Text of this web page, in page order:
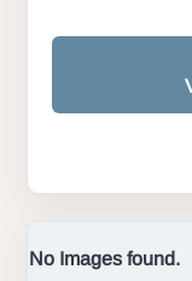
No Images found.